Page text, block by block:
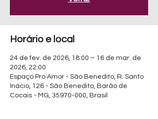
Horário e local
24 de fev. de 2026, 18:00 – 16 de mar. de
2026, 22:00
Espaço Pro Amor - São Benedito, R. Santo
Inácio, 126 - São Benedito, Barão de
Cocais - MG, 35970-000, Brasil